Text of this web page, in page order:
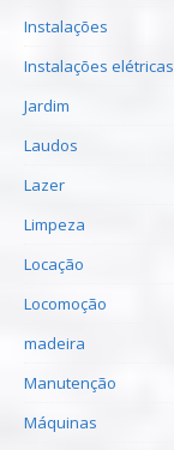
Instalações
Instalações elétricas
Jardim
Laudos
Lazer
Limpeza
Locação
Locomoção
madeira
Manutenção
Máquinas